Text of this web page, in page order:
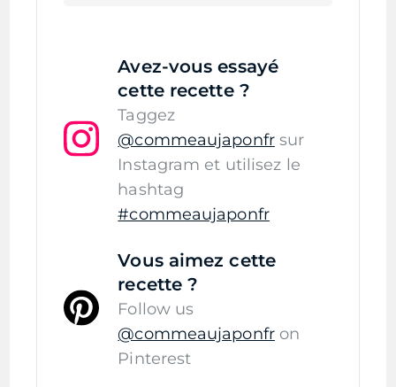
Avez-vous essayé
cette recette ?
Taggez
@commeaujaponfrsur
Instagram et utilisez le
hashtag
#commeaujaponfr
Vous aimez cette
recette ?
Follow us
@commeaujaponfron
Pinterest